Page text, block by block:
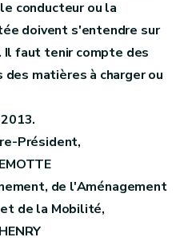
conducteur ou la
doivent s'entendre sur
Il faut tenir compte des
matières à charger ou
Président,
de l'Aménagement
de la Mobilité,